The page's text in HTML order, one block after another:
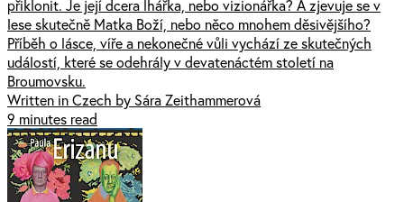
přiklonit. Je její dcera lhářka, nebo vizionářka? A zjevuje se v
lese skutečně Matka Boží, nebo něco mnohem děsivějšího?
Příběh o lásce, víře a nekonečné vůli vychází ze skutečných
událostí, které se odehrály v devatenáctém století na
Broumovsku.
Written in Czech by Sára Zeithammerová
9 minutes read